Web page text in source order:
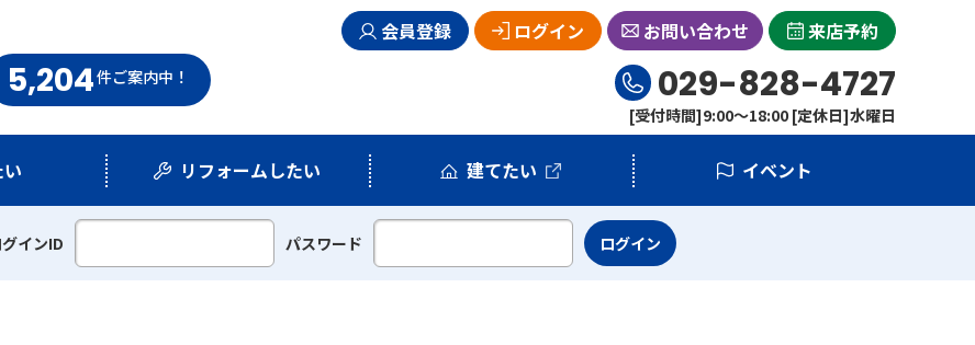
い情報館
5,204件ご案内中！
会員登録 ログイン お問い合わせ 来店予約
029-828-4727
[受付時間]9:00～18:00 [定休日]水曜日
リフォームしたい
シミュレーション
リフォームプラン
建てたい イベント
グインID パスワード